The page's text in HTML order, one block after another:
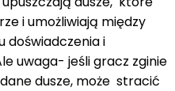
i umożliwiają między
doświadczenia i
uwaga- jeśli gracz zginie
dusze, może stracić